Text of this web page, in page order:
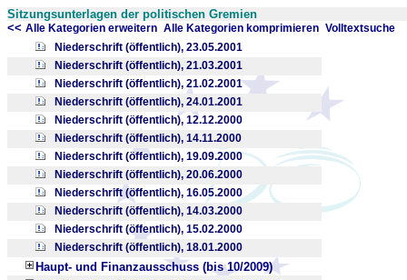
Sitzungsunterlagen der politischen Gremien
<< Alle Kategorien erweitern Alle Kategorien komprimieren Volltextsuche
Niederschrift (öffentlich), 23.05.2001
Niederschrift (öffentlich), 21.03.2001
Niederschrift (öffentlich), 21.02.2001
Niederschrift (öffentlich), 24.01.2001
Niederschrift (öffentlich), 12.12.2000
Niederschrift (öffentlich), 14.11.2000
Niederschrift (öffentlich), 19.09.2000
Niederschrift (öffentlich), 20.06.2000
Niederschrift (öffentlich), 16.05.2000
Niederschrift (öffentlich), 14.03.2000
Niederschrift (öffentlich), 15.02.2000
Niederschrift (öffentlich), 18.01.2000
Haupt- und Finanzausschuss (bis 10/2009)